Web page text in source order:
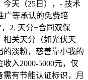
今天（25日），- 技术
广等承认的免费培
2. 天分+合同双保
相关天分（如光伏天
的淡粉，慈善靠小我的
入2000-5000元，仅
有节能认证标识，月